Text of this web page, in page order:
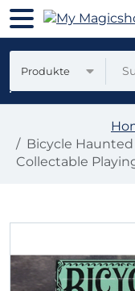
Produkte
Bicycle
Collectable